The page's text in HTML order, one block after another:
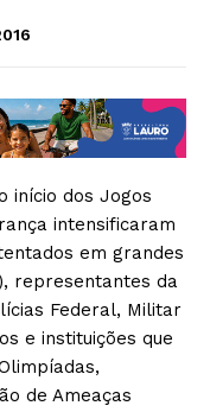
início dos Jogos
intensificaram
em grandes
representantes da
Federal, Militar
e instituições que
de Ameaças